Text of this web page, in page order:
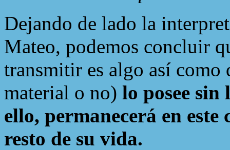
Dejando de lado la
Mateo, podemos concluir
transmitir es algo así como
material o no) lo posee sin
ello, permanecerá en
resto de su vida.